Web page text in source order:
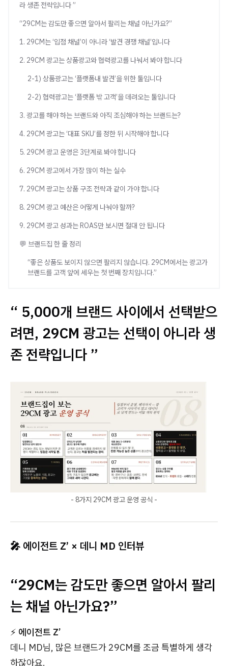
라 생존 전략입니다 ”
“29CM는 감도만 좋으면 알아서 팔리는 채널 아닌가요?”
1. 29CM는 ‘입점 채널’이 아니라 ‘발견 경쟁 채널’입니다
2. 29CM 광고는 상품광고와 협력광고를 나눠서 봐야 합니다
2-1) 상품광고는 ‘플랫폼내 발견’을 위한 툴입니다
2-2) 협력광고는 ‘플랫폼 밖 고객’을 데려오는 툴입니다
3. 광고를 해야 하는 브랜드와 아직 조심해야 하는 브랜드는?
4. 29CM 광고는 ‘대표 SKU’를 정한 뒤 시작해야 합니다
5. 29CM 광고 운영은 3단계로 봐야 합니다
6. 29CM 광고에서 가장 많이 하는 실수
7. 29CM 광고는 상품 구조 전략과 같이 가야 합니다
8. 29CM 광고 예산은 어떻게 나눠야 할까?
9. 29CM 광고 성과는 ROAS만 보시면 절대 안 됩니다
💬 브랜드집 한 줄 정리
“좋은 상품도 보이지 않으면 팔리지 않습니다. 29CM에서는 광고가
브랜드를 고객 앞에 세우는 첫 번째 장치입니다.”
“ 5,000개 브랜드 사이에서 선택받으
려면, 29CM 광고는 선택이 아니라 생
존 전략입니다 ”
- 8가지 29CM 광고 운영 공식 -
🎤 에이전트 Z’ × 데니 MD 인터뷰
“29CM는 감도만 좋으면 알아서 팔리
는 채널 아닌가요?”
⚡ 에이전트 Z’
데니 MD님, 많은 브랜드가 29CM를 조금 특별하게 생각
하잖아요.